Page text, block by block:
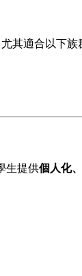
其適合以下族
生提供個人化